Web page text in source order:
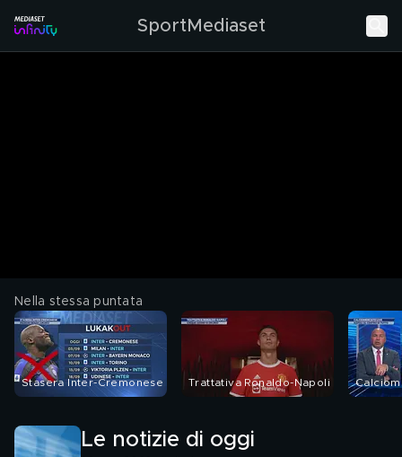
SportMediaset
Nella stessa puntata
Stasera Inter-Cremonese Trattativa Ronaldo-Napoli
Le notizie di oggi